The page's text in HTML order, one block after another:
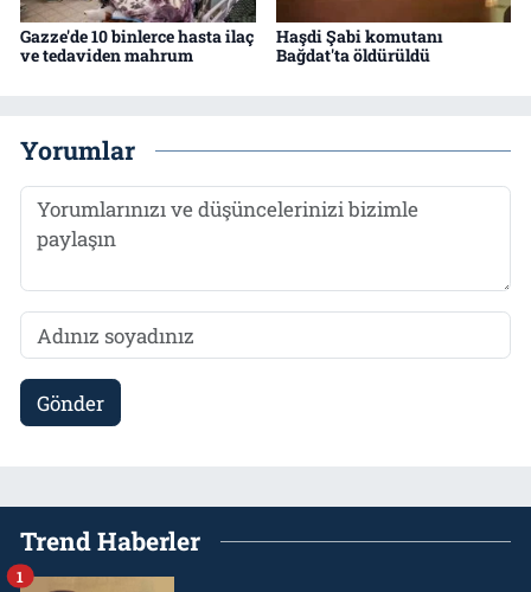
Gazze'de 10 binlerce hasta ilaç
ve tedaviden mahrum
Haşdi Şabi komutanı
Bağdat'ta öldürüldü
Yorumlar
Gönder
Trend Haberler
1